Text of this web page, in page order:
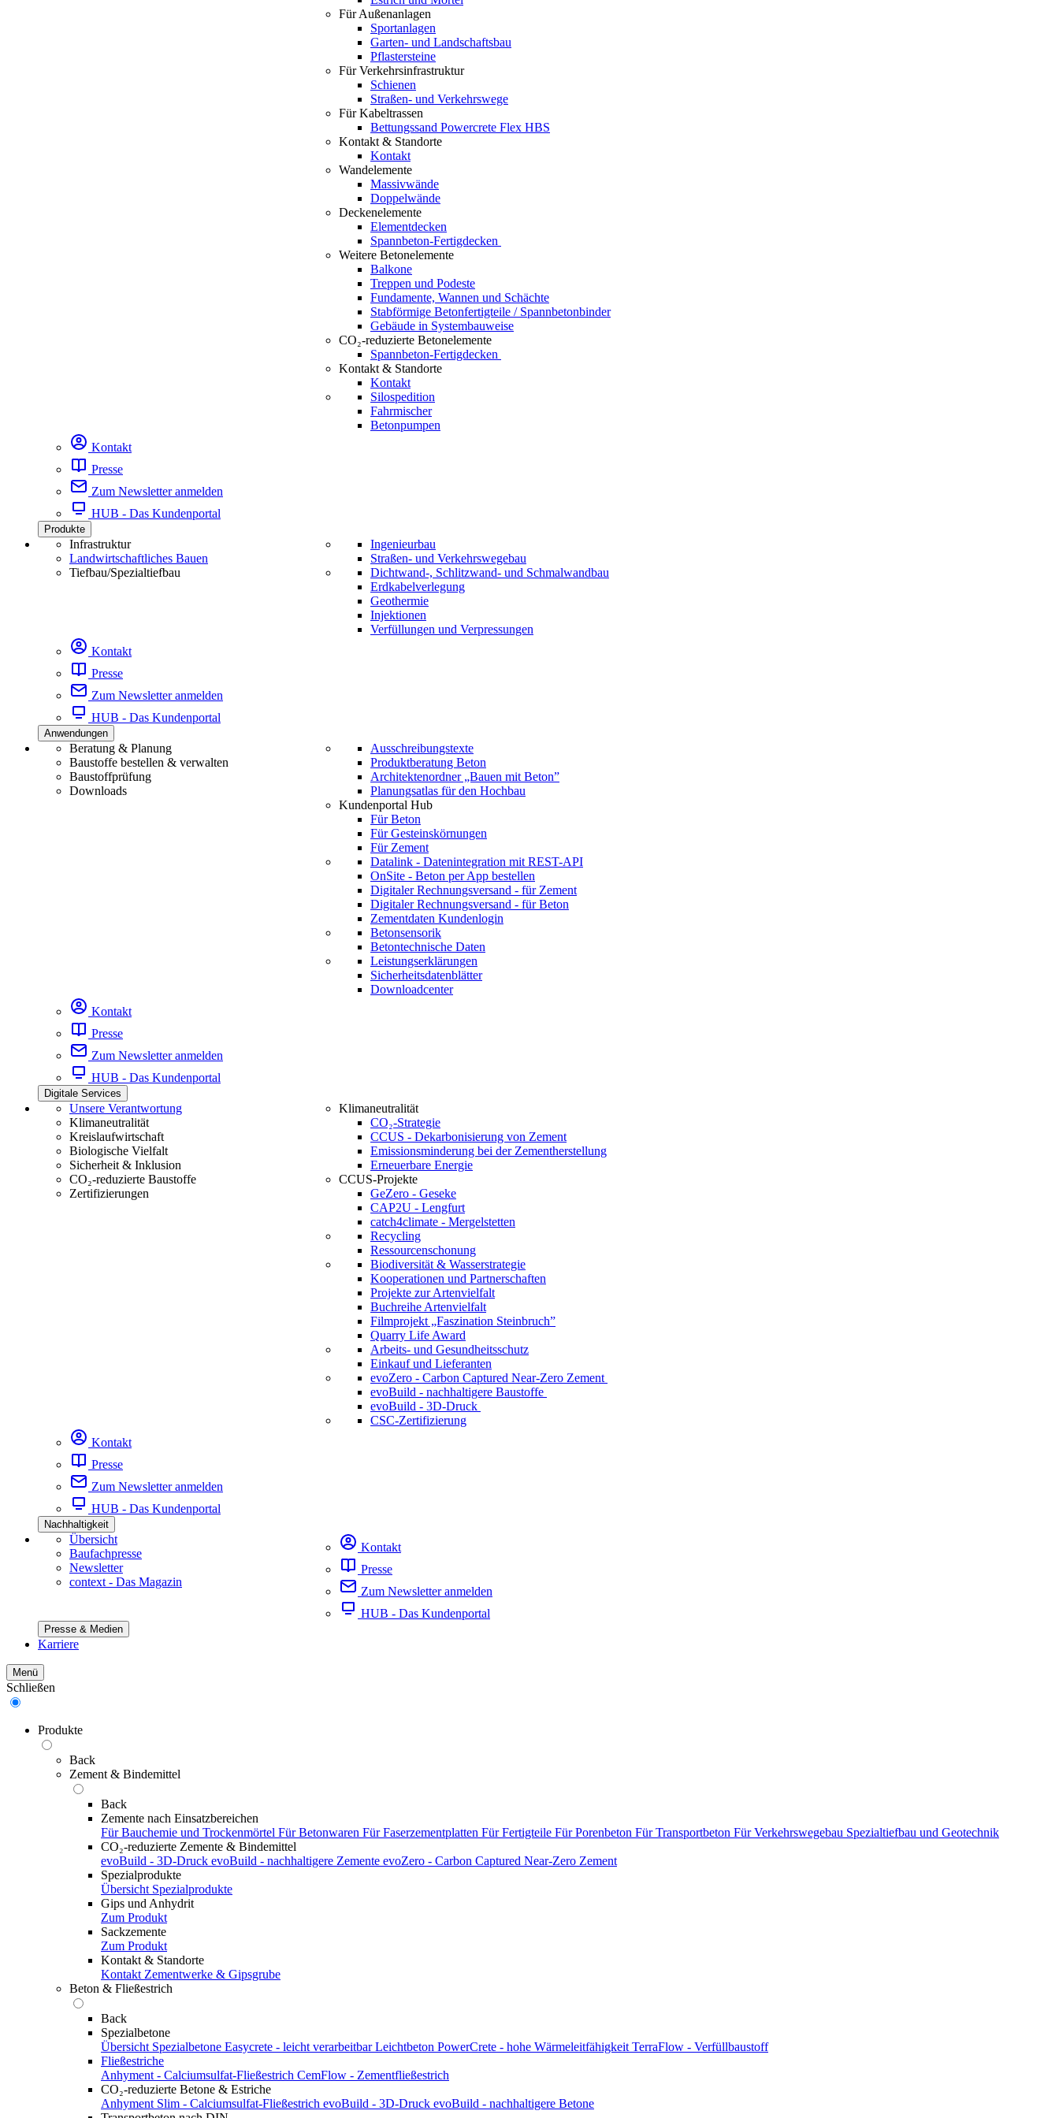
Für Außenanlagen
Sportanlagen
Garten- und Landschaftsbau
Pflastersteine
Für Verkehrsinfrastruktur
Schienen
Straßen- und Verkehrswege
Für Kabeltrassen
Bettungssand Powercrete Flex HBS
Kontakt & Standorte
Kontakt
Wandelemente
Massivwände
Doppelwände
Deckenelemente
Elementdecken
Spannbeton-Fertigdecken
Weitere Betonelemente
Balkone
Treppen und Podeste
Fundamente, Wannen und Schächte
Stabförmige Betonfertigteile / Spannbetonbinder
Gebäude in Systembauweise
CO₂-reduzierte Betonelemente
Spannbeton-Fertigdecken
Kontakt & Standorte
Kontakt
Silospedition
Fahrmischer
Betonpumpen
Kontakt
Presse
Zum Newsletter anmelden
HUB - Das Kundenportal
Produkte
Infrastruktur
Landwirtschaftliches Bauen
Tiefbau/Spezialtiefbau
Ingenieurbau
Straßen- und Verkehrswegebau
Dichtwand-, Schlitzwand- und Schmalwandbau
Erdkabelverlegung
Geothermie
Injektionen
Verfüllungen und Verpressungen
Kontakt
Presse
Zum Newsletter anmelden
HUB - Das Kundenportal
Anwendungen
Beratung & Planung
Baustoffe bestellen & verwalten
Baustoffprüfung
Downloads
Ausschreibungstexte
Produktberatung Beton
Architektenordner „Bauen mit Beton”
Planungsatlas für den Hochbau
Kundenportal Hub
Für Beton
Für Gesteinskörnungen
Für Zement
Datalink - Datenintegration mit REST-API
OnSite - Beton per App bestellen
Digitaler Rechnungsversand - für Zement
Digitaler Rechnungsversand - für Beton
Zementdaten Kundenlogin
Betonsensorik
Betontechnische Daten
Leistungserklärungen
Sicherheitsdatenblätter
Downloadcenter
Kontakt
Presse
Zum Newsletter anmelden
HUB - Das Kundenportal
Digitale Services
Unsere Verantwortung
Klimaneutralität
Kreislaufwirtschaft
Biologische Vielfalt
Sicherheit & Inklusion
CO₂-reduzierte Baustoffe
Zertifizierungen
Klimaneutralität
CO₂-Strategie
CCUS - Dekarbonisierung von Zement
Emissionsminderung bei der Zementherstellung
Erneuerbare Energie
CCUS-Projekte
GeZero - Geseke
CAP2U - Lengfurt
catch4climate - Mergelstetten
Recycling
Ressourcenschonung
Biodiversität & Wasserstrategie
Kooperationen und Partnerschaften
Projekte zur Artenvielfalt
Buchreihe Artenvielfalt
Filmprojekt „Faszination Steinbruch”
Quarry Life Award
Arbeits- und Gesundheitsschutz
Einkauf und Lieferanten
evoZero - Carbon Captured Near-Zero Zement
evoBuild - nachhaltigere Baustoffe
evoBuild - 3D-Druck
CSC-Zertifizierung
Kontakt
Presse
Zum Newsletter anmelden
HUB - Das Kundenportal
Nachhaltigkeit
Übersicht
Baufachpresse
Newsletter
context - Das Magazin
Kontakt
Presse
Zum Newsletter anmelden
HUB - Das Kundenportal
Presse & Medien
Karriere
Menü
Schließen
Produkte
Back
Zement & Bindemittel
Back
Zemente nach Einsatzbereichen
Für Bauchemie und Trockenmörtel Für Betonwaren Für Faserzementplatten Für Fertigteile Für Porenbeton Für Transportbeton Für Verkehrswegebau Spezialtiefbau und Geotechnik
CO₂-reduzierte Zemente & Bindemittel
evoBuild - 3D-Druck evoBuild - nachhaltigere Zemente evoZero - Carbon Captured Near-Zero Zement
Spezialprodukte
Übersicht Spezialprodukte
Gips und Anhydrit
Zum Produkt
Sackzemente
Zum Produkt
Kontakt & Standorte
Kontakt Zementwerke & Gipsgrube
Beton & Fließestrich
Back
Spezialbetone
Übersicht Spezialbetone Easycrete - leicht verarbeitbar Leichtbeton PowerCrete - hohe Wärmeleitfähigkeit TerraFlow - Verfüllbaustoff
Fließestriche
Anhyment - Calciumsulfat-Fließestrich CemFlow - Zementfließestrich
CO₂-reduzierte Betone & Estriche
Anhyment Slim - Calciumsulfat-Fließestrich evoBuild - 3D-Druck evoBuild - nachhaltigere Betone